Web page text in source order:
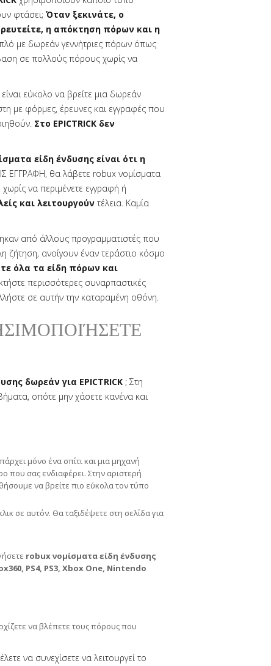
φτάσει; Όταν ξεκινάτε, ο
η απόκτηση πόρων και η
με δωρεάν γεννήτριες πόρων όπως
σε πολλούς πόρους χωρίς να
εύκολο να βρείτε μια δωρεάν
με φόρμες, έρευνες και εγγραφές που
Στο EPICTRICK δεν
είδη ένδυσης είναι ότι η
ΕΓΓΡΑΦΗ, θα λάβετε robux νομίσματα
να περιμένετε εγγραφή ή
και λειτουργούν τέλεια. Καμία
από άλλους προγραμματιστές που
ζήτηση, ανοίγουν έναν τεράστιο κόσμο
όλα τα είδη πόρων και
περισσότερες συναρπαστικές
σε αυτήν την καταραμένη οθόνη.
δωρεάν για EPICTRICK ; Στη
οπότε μην χάσετε κανένα και
μόνο ένα σπίτι και μια μηχανή
που σας ενδιαφέρει. Στην αριστερή
να βρείτε πιο εύκολα τον τύπο
σε αυτόν. Θα ταξιδέψετε στη σελίδα για
robux νομίσματα είδη ένδυσης
PS4, PS3, Xbox One, Nintendo
να βλέπετε τους πόρους που
να συνεχίσετε να λειτουργεί το